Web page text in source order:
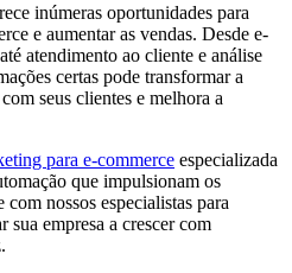
inúmeras oportunidades para
e aumentar as vendas. Desde e-
atendimento ao cliente e análise
certas pode transformar a
seus clientes e melhora a
para e-commerce especializada
que impulsionam os
nossos especialistas para
sua empresa a crescer com